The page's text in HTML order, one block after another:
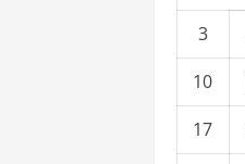
3
10
17